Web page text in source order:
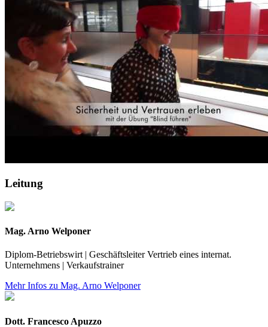
Leitung
Mag. Arno Welponer
Diplom-Betriebswirt | Geschäftsleiter Vertrieb eines internat.
Unternehmens | Verkaufstrainer
Mehr Infos zu Mag. Arno Welponer
Dott. Francesco Apuzzo